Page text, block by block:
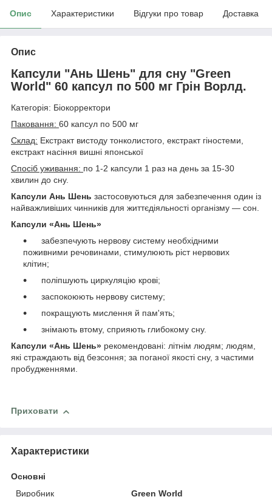
Опис Характеристики Відгуки про товар Доставка
Опис
Капсули "Ань Шень" для сну "Green
World" 60 капсул по 500 мг Грін Ворлд.
Категорія: Біокорректори
Паковання: 60 капсул по 500 мг
Склад: Екстракт вистоду тонколистого, екстракт гіностеми,
екстракт насіння вишні японської
Спосіб уживання: по 1-2 капсули 1 раз на день за 15-30
хвилин до сну.
Капсули Ань Шень застосовуються для забезпечення один із
найважливіших чинників для життєдіяльності організму — сон.
Капсули «Ань Шень»
забезпечують нервову систему необхідними
поживними речовинами, стимулюють ріст нервових
клітин;
поліпшують циркуляцію крові;
заспокоюють нервову систему;
покращують мислення й пам'ять;
знімають втому, сприяють глибокому сну.
Капсули «Ань Шень» рекомендовані: літнім людям; людям,
які страждають від безсоння; за поганої якості сну, з частими
пробудженнями.
Приховати
Характеристики
Основні
Виробник
Green World